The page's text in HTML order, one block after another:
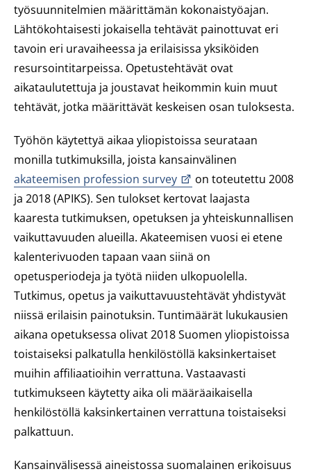
työsuunnitelmien määrittämän kokonaistyöajan.
Lähtökohtaisesti jokaisella tehtävät painottuvat eri
tavoin eri uravaiheessa ja erilaisissa yksiköiden
resursointitarpeissa. Opetustehtävät ovat
aikataulutettuja ja joustavat heikommin kuin muut
tehtävät, jotka määrittävät keskeisen osan tuloksesta.
Työhön käytettyä aikaa yliopistoissa seurataan
monilla tutkimuksilla, joista kansainvälinen
akateemisen profession survey
on toteutettu 2008
ja 2018 (APIKS). Sen tulokset kertovat laajasta
kaaresta tutkimuksen, opetuksen ja yhteiskunnallisen
vaikuttavuuden alueilla. Akateemisen vuosi ei etene
kalenterivuoden tapaan vaan siinä on
opetusperiodeja ja työtä niiden ulkopuolella.
Tutkimus, opetus ja vaikuttavuustehtävät yhdistyvät
niissä erilaisin painotuksin. Tuntimäärät lukukausien
aikana opetuksessa olivat 2018 Suomen yliopistoissa
toistaiseksi palkatulla henkilöstöllä kaksinkertaiset
muihin affiliaatioihin verrattuna. Vastaavasti
tutkimukseen käytetty aika oli määräaikaisella
henkilöstöllä kaksinkertainen verrattuna toistaiseksi
palkattuun.
Kansainvälisessä aineistossa suomalainen erikoisuus